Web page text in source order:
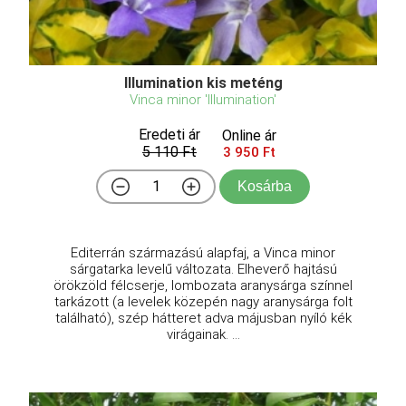
Illumination kis meténg
Vinca minor 'Illumination'
Eredeti ár
5 110 Ft
Online ár
3 950 Ft
Kosárba
Editerrán származású alapfaj, a Vinca minor
sárgatarka levelű változata. Elheverő hajtású
örökzöld félcserje, lombozata aranysárga színnel
tarkázott (a levelek közepén nagy aranysárga folt
található), szép hátteret adva májusban nyíló kék
virágainak. ...